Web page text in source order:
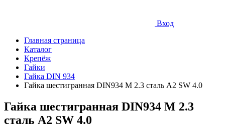
Вход
Главная страница
Каталог
Крепёж
Гайки
Гайка DIN 934
Гайка шестигранная DIN934 М 2.3 сталь A2 SW 4.0
Гайка шестигранная DIN934 М 2.3
сталь A2 SW 4.0